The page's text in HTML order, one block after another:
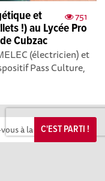
751
et
!) au Lycée Pro
Cubzac
(électricien) et
Pass Culture,
C'EST PARTI !